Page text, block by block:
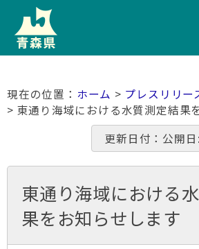
ホーム > プレスリリー
> 東通り海域における水質測定結果
更新日付：公開
東通り海域における
果をお知らせします